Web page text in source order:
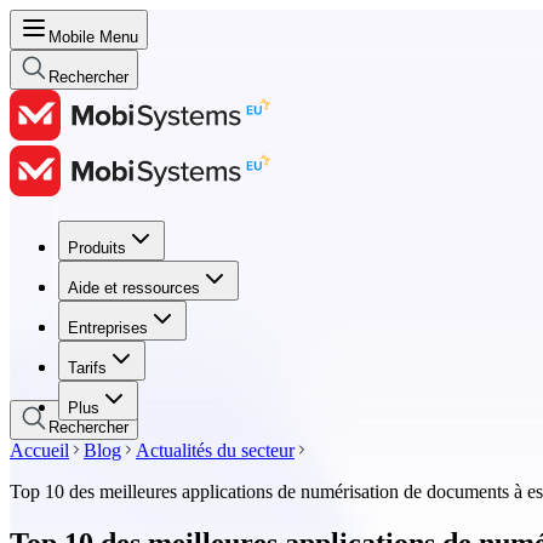
Mobile Menu
Rechercher
Produits
Aide et ressources
Entreprises
Tarifs
Plus
Produits
Aide et ressources
Entreprises
Tarifs
Rechercher
Accueil Blog
Actualités du secteur
Top 10 des meilleures applications de numérisation de documents à